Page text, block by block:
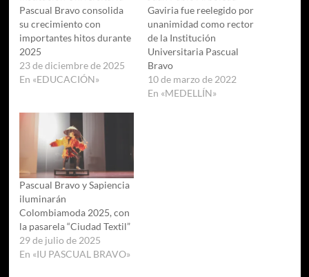
Pascual Bravo consolida
su crecimiento con
importantes hitos durante
2025
23 de diciembre de 2025
En «EDUCACIÓN»
Gaviria fue reelegido por
unanimidad como rector
de la Institución
Universitaria Pascual
Bravo
10 de marzo de 2022
En «MEDELLÍN»
Pascual Bravo y Sapiencia
iluminarán
Colombiamoda 2025, con
la pasarela “Ciudad Textil”
29 de julio de 2025
En «IU PASCUAL BRAVO»